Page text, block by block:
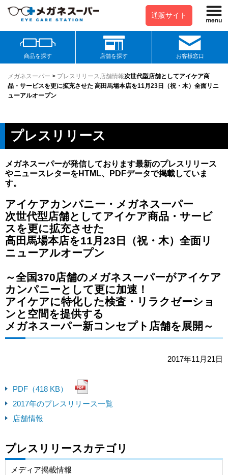
通販サイト
商品を探す 店舗を探す お客様窓口
メガネスーパー > プレスリリース店舗情報次世代型店舗としてアイケア商
品・サービスを更に拡充させた 高田馬場本店を11月23日（祝・木）全面リニ
ューアルオープン
プレスリリース
メガネスーパーが発信しております最新のプレスリリース
やニュースレターをHTML、PDFデータで掲載していま
す。
アイケアカンパニー・メガネスーパー
次世代型店舗としてアイケア商品・サービ
スを更に拡充させた
高田馬場本店を11月23日（祝・木）全面リ
ニューアルオープン
～全国370店舗のメガネスーパーがアイケア
カンパニーとして更に加速！
アイケアに特化した検査・リラクゼーショ
ンと空間を提供する
メガネスーパー新コンセプト店舗を展開～
2017年11月21日
PDF（418 KB）
2017年のプレスリリース一覧
店舗情報
プレスリリースカテゴリ
メディア掲載情報